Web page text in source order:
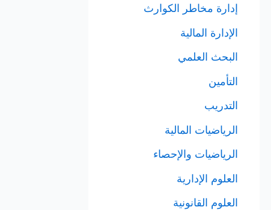
إدارة مخاطر الكوارث
الإدارة المالية
البحث العلمي
التأمين
التدريب
الرياضيات المالية
الرياضيات والإحصاء
العلوم الإدارية
العلوم القانونية